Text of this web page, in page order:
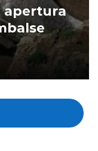
apertura